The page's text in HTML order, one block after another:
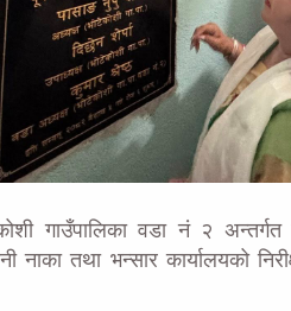
गाउँपालिका वडा नं २ अन्तर्गत
नाका तथा भन्सार कार्यालयको